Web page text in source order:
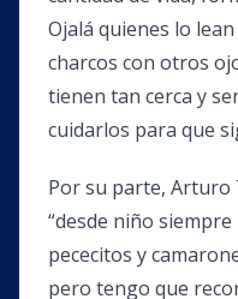
Ojalá quienes lo
charcos con otros
tienen tan cerca y
cuidarlos para que
Por su parte, Arturo
“desde niño
pececitos y
pero tengo que